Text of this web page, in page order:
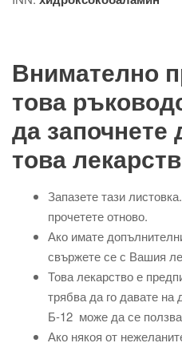
Внимателно
това
да започнете
това
Запазете тази
прочетете отново.
Ако имате
свържете се с Вашия
Това лекарство е
трябва да го давате на
Б-12 може да се
Ако някоя от